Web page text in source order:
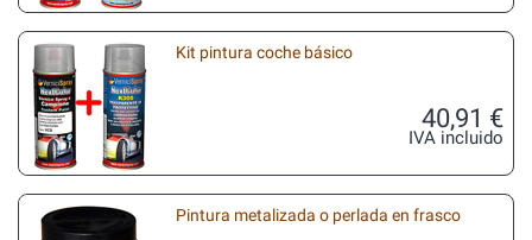
Kit pintura coche básico
40,91 €
IVA incluido
Pintura metalizada o perlada en frasco